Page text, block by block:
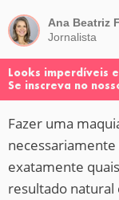
Ana Beatriz
Jornalista
Looks imperdíveis
Se inscreva no
Fazer uma
necessariamente
exatamente
resultado